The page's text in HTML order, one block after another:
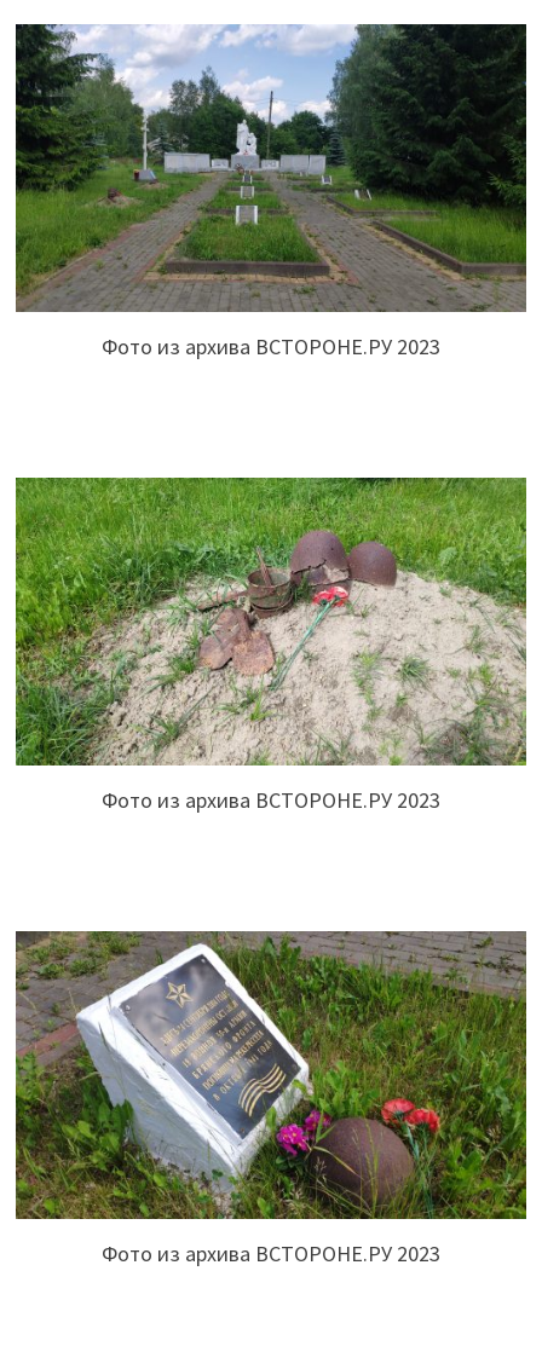
Фото из архива ВСТОРОНЕ.РУ 2023
Фото из архива ВСТОРОНЕ.РУ 2023
Фото из архива ВСТОРОНЕ.РУ 2023